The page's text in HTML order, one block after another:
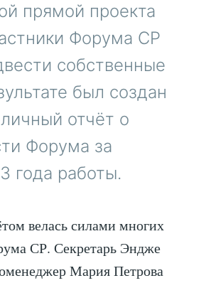
прямой проекта
Форума СР
собственные
был создан
отчёт о
Форума за
года работы.
велась силами многих
СР. Секретарь Эндже
Мария Петрова